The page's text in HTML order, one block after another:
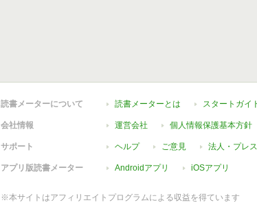
読書メーターについて 読書メーターとは スタートガイ
会社情報 運営会社 個人情報保護基本方針
サポート ヘルプ ご意見 法人・プレ
アプリ版読書メーター Androidアプリ iOSアプリ
※本サイトはアフィリエイトプログラムによる収益を得ています